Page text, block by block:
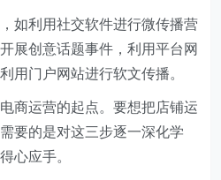
如利用社交软件进行微传播营
展创意话题事件，利用平台网
用门户网站进行软文传播。
商运营的起点。要想把店铺运
要的是对这三步逐一深化学
心应手。